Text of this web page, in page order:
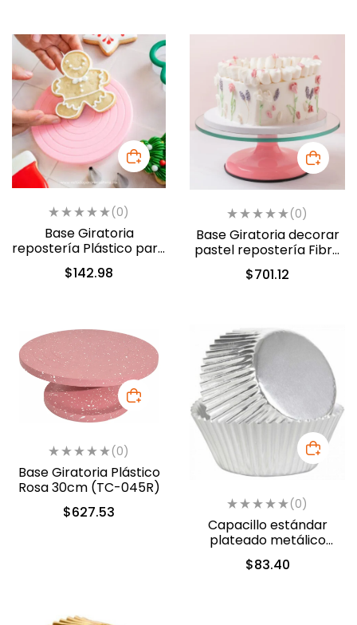
(0)
Base Giratoria
repostería Plástico para
Galleta (TC-213)
$142.98
(0)
Base Giratoria decorar
pastel repostería Fibra
de Vidrio 30cm (802-
2010)
$701.12
(0)
Base Giratoria Plástico
Rosa 30cm (TC-045R)
$627.53 (0)
Capacillo estándar
plateado metálico
papel c/24 (415-207)
$83.40